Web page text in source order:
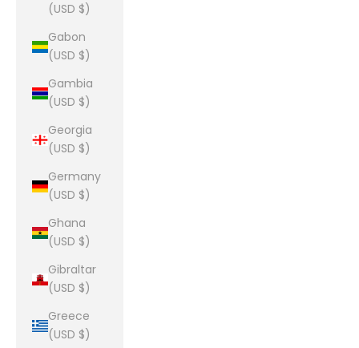
(USD $)
Gabon
(USD $)
Gambia
(USD $)
Georgia
(USD $)
Germany
(USD $)
Ghana
(USD $)
Gibraltar
(USD $)
Greece
(USD $)